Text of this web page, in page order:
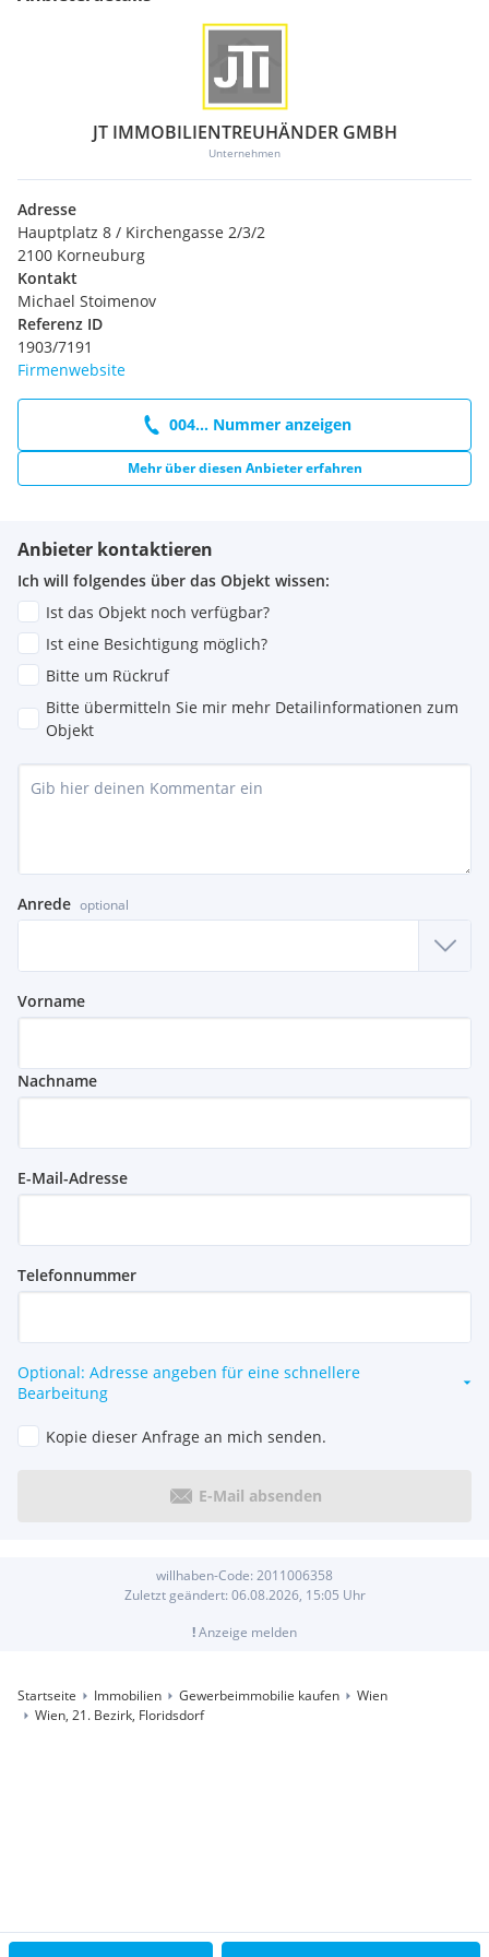
https://www.ovi.at/recht/verbraucherrechte-vrug/
Sämtliche Angaben wurden uns vom Abgeber bekannt
gegeben. Eine Garantie auf Richtigkeit und Vollständigkeit
können wir nicht übernehmen.
JT IMMOBILIENTREUHÄNDER GMBH
Unternehmen
Adresse
Hauptplatz 8 / Kirchengasse 2/3/2
2100 Korneuburg
Kontakt
Michael Stoimenov
Referenz ID
1903/7191
Firmenwebsite
004... Nummer anzeigen
Mehr über diesen Anbieter erfahren
Anbieter kontaktieren
Ich will folgendes über das Objekt wissen:
Ist das Objekt noch verfügbar?
Ist eine Besichtigung möglich?
Bitte um Rückruf
Bitte übermitteln Sie mir mehr Detailinformationen zum
Objekt
Anrede optional
Vorname
Nachname
E-Mail-Adresse
Telefonnummer
Optional: Adresse angeben für eine schnellere
Bearbeitung
Kopie dieser Anfrage an mich senden.
E-Mail absenden
willhaben-Code: 2011006358
Zuletzt geändert: 06.08.2026, 15:05 Uhr
!Anzeige melden
Startseite Immobilien Gewerbeimmobilie kaufen
Wien
Wien, 21. Bezirk, Floridsdorf